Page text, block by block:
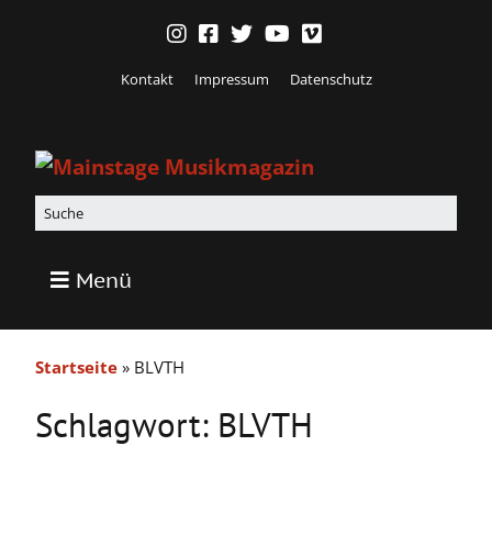
Kontakt Impressum Datenschutz
Menü
Startseite » BLVTH
Schlagwort: BLVTH